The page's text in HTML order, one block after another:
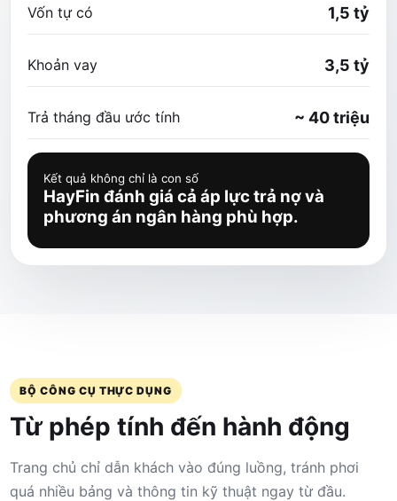
Vốn tự có 1,5 tỷ
Khoản vay 3,5 tỷ
Trả tháng đầu ước tính ~ 40 triệu
Kết quả không chỉ là con số
HayFin đánh giá cả áp lực trả nợ và
phương án ngân hàng phù hợp.
BỘ CÔNG CỤ THỰC DỤNG
Từ phép tính đến hành động
Trang chủ chỉ dẫn khách vào đúng luồng, tránh phơi
quá nhiều bảng và thông tin kỹ thuật ngay từ đầu.